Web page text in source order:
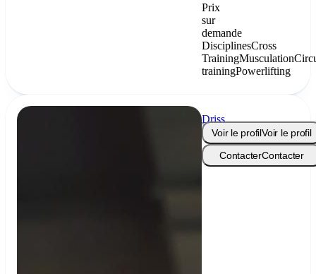
Prix
sur
demande
DisciplinesCross
TrainingMusculation
trainingPowerlifting
Driss
Coaching
Voir le profilVoir le profil
ContacterContacter